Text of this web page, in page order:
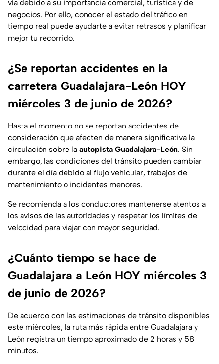
vía debido a su importancia comercial, turística y de
negocios. Por ello, conocer el estado del tráfico en
tiempo real puede ayudarte a evitar retrasos y planificar
mejor tu recorrido.
¿Se reportan accidentes en la
carretera Guadalajara-León HOY
miércoles 3 de junio de 2026?
Hasta el momento no se reportan accidentes de
consideración que afecten de manera significativa la
circulación sobre la autopista Guadalajara-León. Sin
embargo, las condiciones del tránsito pueden cambiar
durante el día debido al flujo vehicular, trabajos de
mantenimiento o incidentes menores.
Se recomienda a los conductores mantenerse atentos a
los avisos de las autoridades y respetar los límites de
velocidad para viajar con mayor seguridad.
¿Cuánto tiempo se hace de
Guadalajara a León HOY miércoles 3
de junio de 2026?
De acuerdo con las estimaciones de tránsito disponibles
este miércoles, la ruta más rápida entre Guadalajara y
León registra un tiempo aproximado de 2 horas y 58
minutos.